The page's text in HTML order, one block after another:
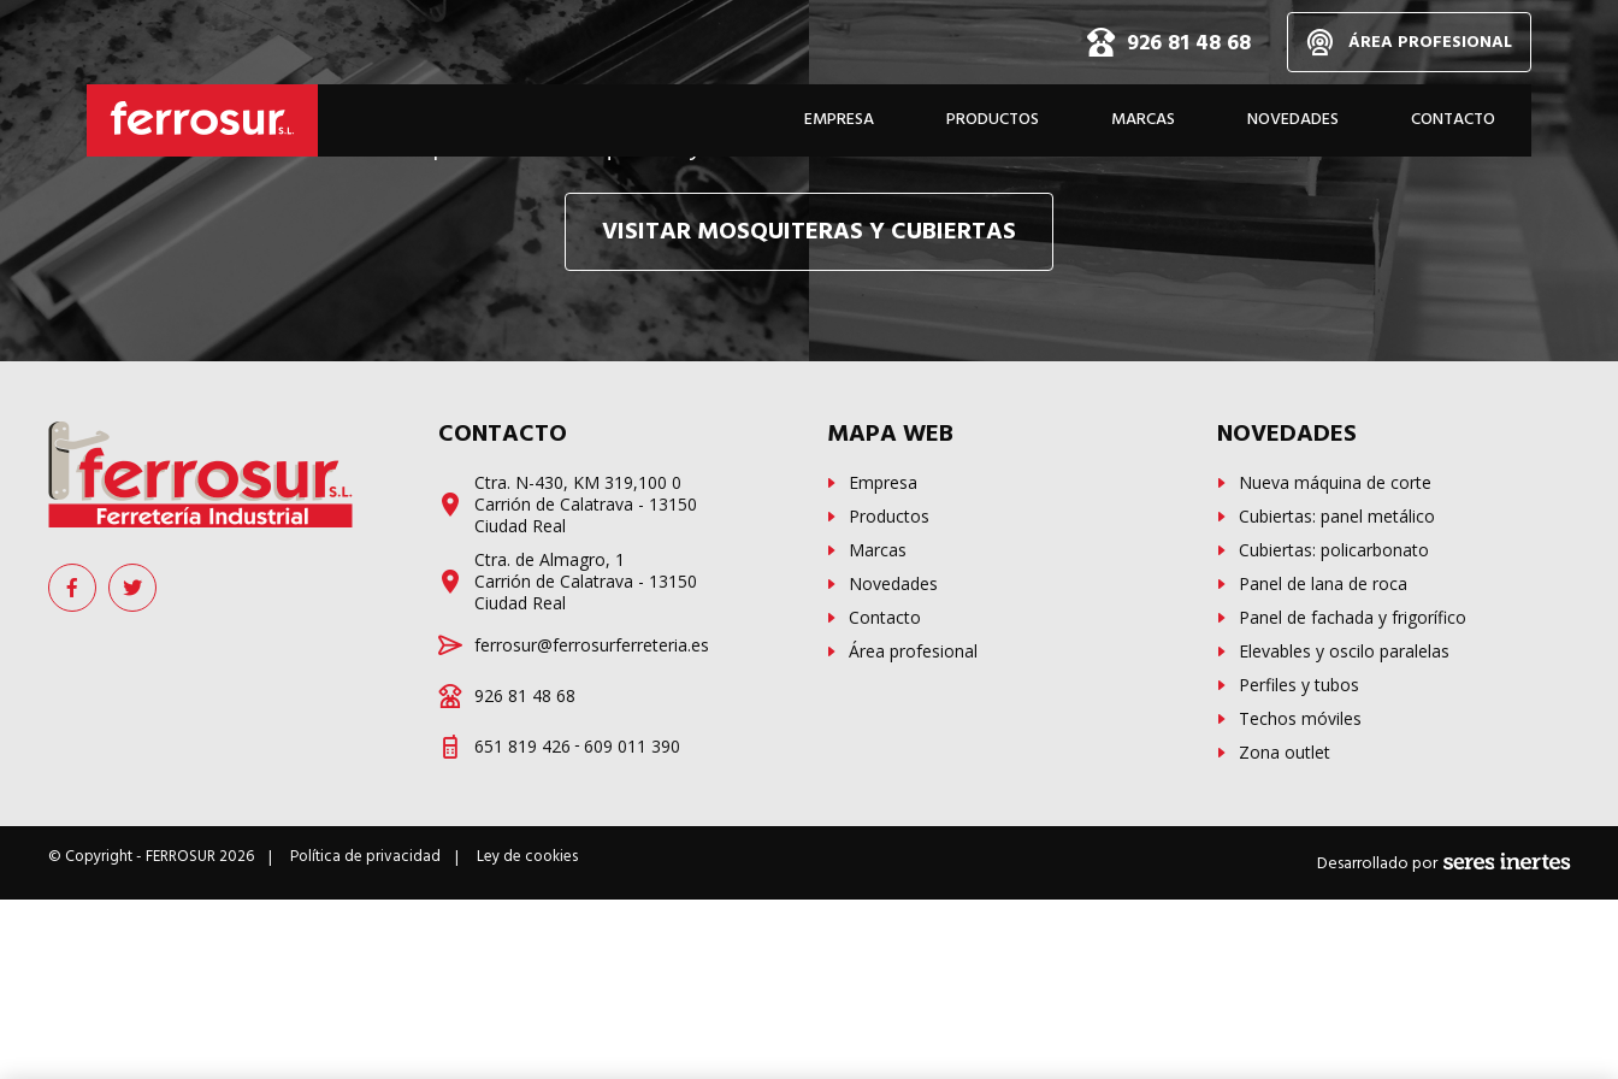
926 81 48 68 ÁREA PROFESIONAL
EMPRESA PRODUCTOS MARCAS NOVEDADES CONTACTO
Le hacemos llegar, allí donde esté, y en tiempo récord,
sus pedidos de mosquiteras y sistemas de cubiertas confeccionadosA MEDIDA
VISITAR MOSQUITERAS Y CUBIERTAS
CONTACTO
Ctra. N-430, KM 319,100 0
Carrión de Calatrava - 13150
Ciudad Real
Ctra. de Almagro, 1
Carrión de Calatrava - 13150
Ciudad Real
ferrosur@ferrosurferreteria.es
926 81 48 68
651 819 426 - 609 011 390
MAPA WEB
Empresa
Productos
Marcas
Novedades
Contacto
Área profesional
NOVEDADES
Nueva máquina de corte
Cubiertas: panel metálico
Cubiertas: policarbonato
Panel de lana de roca
Panel de fachada y frigorífico
Elevables y oscilo paralelas
Perfiles y tubos
Techos móviles
Zona outlet
© Copyright -FERROSUR2026 Política de privacidad Ley de cookies Desarrollado por